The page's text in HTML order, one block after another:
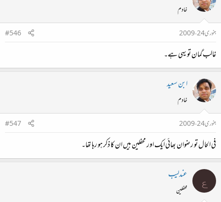
خادم
جنوری 24، 2009
#546
غالب گمان تو یہی ہے۔
ابن سعید
خادم
جنوری 24، 2009
#547
فی الحال تو رضوان بھائی ایک اور محفلین ہیں ان کا ذکر ہو رہا تھا۔
ع عندلیب
محفلین